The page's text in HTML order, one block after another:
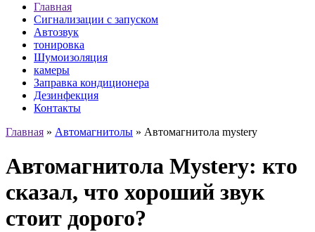
Главная
Сигнализации c запуском
Автозвук
тонировка
Шумоизоляция
камеры
Заправка кондиционера
Дезинфекция
Контакты
Главная » Автомагнитолы » Автомагнитола mystery
Автомагнитола Mystery: кто
сказал, что хороший звук
стоит дорого?